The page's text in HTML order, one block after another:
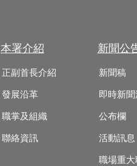
本署介紹
正副首長介紹
發展沿革
職掌及組織
聯絡資訊
新聞公
新聞稿
即時新
公布欄
活動訊息
職場重